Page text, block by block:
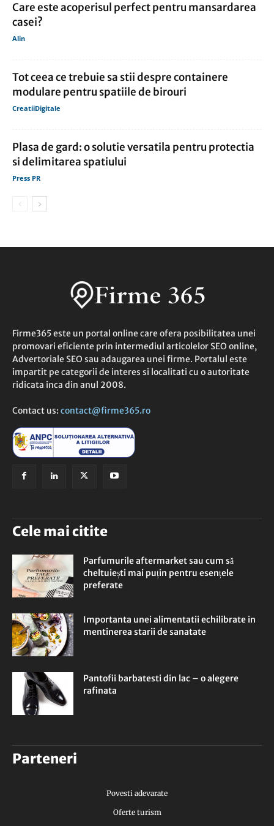
Care este acoperisul perfect pentru mansardarea
casei?
Alin
Tot ceea ce trebuie sa stii despre containere
modulare pentru spatiile de birouri
CreatiiDigitale
Plasa de gard: o solutie versatila pentru protectia
si delimitarea spatiului
Press PR
Firme365 este un portal online care ofera posibilitatea unei
promovari eficiente prin intermediul articolelor SEO online,
Advertoriale SEO sau adaugarea unei firme. Portalul este
impartit pe categorii de interes si localitati cu o autoritate
ridicata inca din anul 2008.
Contact us: contact@firme365.ro
Cele mai citite
Parfumurile aftermarket sau cum să
cheltuiești mai puțin pentru esențele
preferate
Importanta unei alimentatii echilibrate in
mentinerea starii de sanatate
Pantofii barbatesti din lac – o alegere
rafinata
Parteneri
Povesti adevarate
Oferte turism